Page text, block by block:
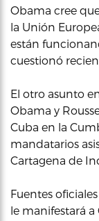
Obama cree
la Unión
están
cuestionó
El otro asunto
Obama y
Cuba en la
mandatarios
Cartagena de
Fuentes
le manifestará a